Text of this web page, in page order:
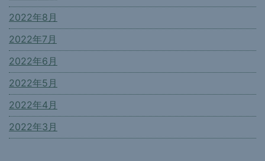
2022年8月
2022年7月
2022年6月
2022年5月
2022年4月
2022年3月